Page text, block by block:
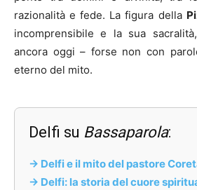
razionalità e fede. La figura della
incomprensibile e la sua
ancora oggi – forse non con
eterno del mito.
Delfi su Bassaparola:
-> Delfi e il mito del pastore
-> Delfi: la storia del cuore